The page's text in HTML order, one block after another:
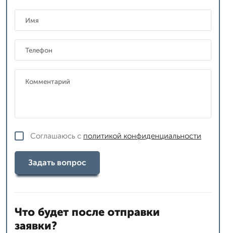
Соглашаюсь с политикой конфиденциальности
Задать вопрос
Что будет после отправки
заявки?